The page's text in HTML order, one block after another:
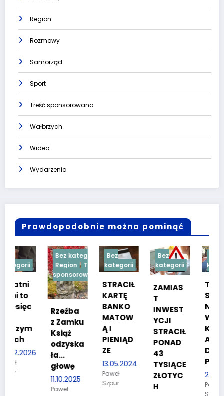
Region
Rozmowy
Samorząd
Sport
Treść sponsorowana
Wałbrzych
Wideo
Wydarzenia
Prawdopodobnie można pominąć
Bez kategorii
Region
Treść
sponsorowana
Rzeźba
z Zamku
Książ
odzyska
ła…
Bez
kategorii
STRACIŁ
KARTĘ
MATOW
Ą I
PIENIĄD
ZE
13.05.2024
Szpur
Bez
kategorii
ZAMIAS
T
INWEST
YCJI
STRACIŁ
PONAD
TYSIĄCE
Bez
kategorii
TESTY
NOŚCIO
KANDYD
ATÓW
POLICJI
27.03.2024